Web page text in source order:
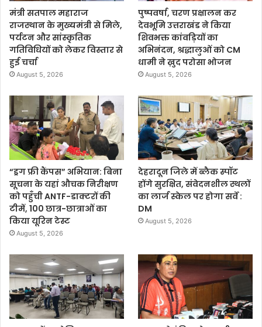
मंत्री सतपाल महाराज
राजस्थान के मुख्यमंत्री से मिले,
पर्यटन और सांस्कृतिक
गतिविधियों को लेकर विस्तार से
हुई चर्चा
August 5, 2026
पुष्पवर्षा, चरण प्रक्षालन कर
देवभूमि उत्तराखंड ने किया
शिवभक्त कांवड़ियों का
अभिनंदन, श्रद्धालुओं को CM
धामी ने ख़ुद परोसा भोजन
August 5, 2026
“ड्रग फ्री कैंपस” अभियान: बिना
सूचना के यहां औचक निरीक्षण
को पहुँची ANTF-डाक्टरों की
टीमें, 100 छात्र-छात्राओं का
किया यूरिन टेस्ट
August 5, 2026
देहरादून जिले में ब्लैक स्पॉट
होंगे सुरक्षित, संवेदनशील स्थलों
का लार्ज स्केल पर होगा सर्वे :
DM
August 5, 2026